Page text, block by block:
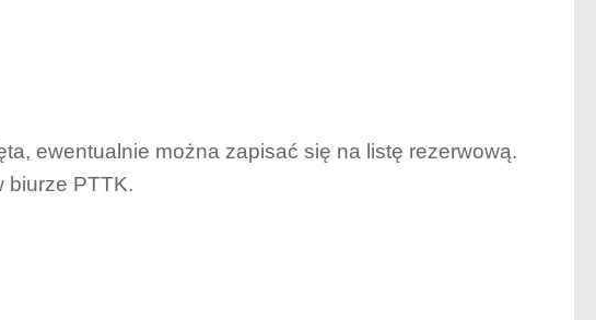
ewentualnie można zapisać się na listę rezerwową.
biurze PTTK.